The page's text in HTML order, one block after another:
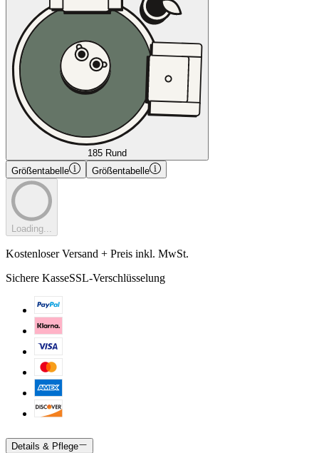
185 Rund
Größentabelle
Größentabelle
Loading...
Kostenloser Versand + Preis inkl. MwSt.
Sichere KasseSSL-Verschlüsselung
Details & Pflege